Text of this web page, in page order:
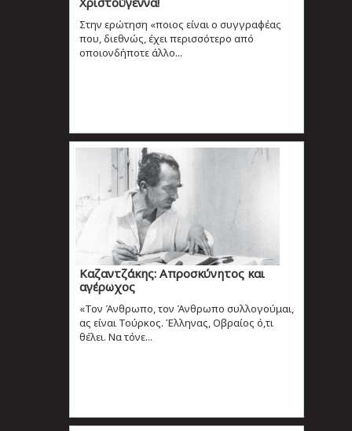
Στην ερώτηση «ποιος είναι ο συγγραφέας
που, διεθνώς, έχει περισσότερο από
οποιονδήποτε άλλο...
Καζαντζάκης: Απροσκύνητος και
αγέρωχος
«Τον Άνθρωπο, τον Άνθρωπο συλλογούμαι,
ας είναι Τούρκος. Έλληνας, Οβραίος ό,τι
θέλει. Να τόνε...